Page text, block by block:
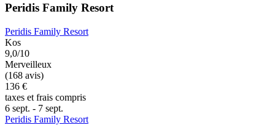
Peridis Family Resort
Peridis Family Resort
Kos
9,0/10
Merveilleux
(168 avis)
136 €
taxes et frais compris
6 sept. - 7 sept.
Peridis Family Resort